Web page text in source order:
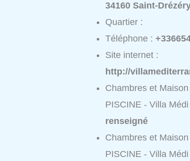
34160 Saint-
Quartier :
Téléphone :
Site internet :
http://
Chambres et
PISCINE - Villa
renseigné
Chambres et
PISCINE - Villa